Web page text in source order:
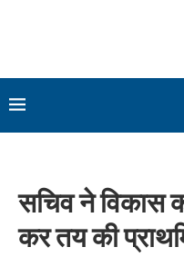
सचिव ने विकास
कर तय की